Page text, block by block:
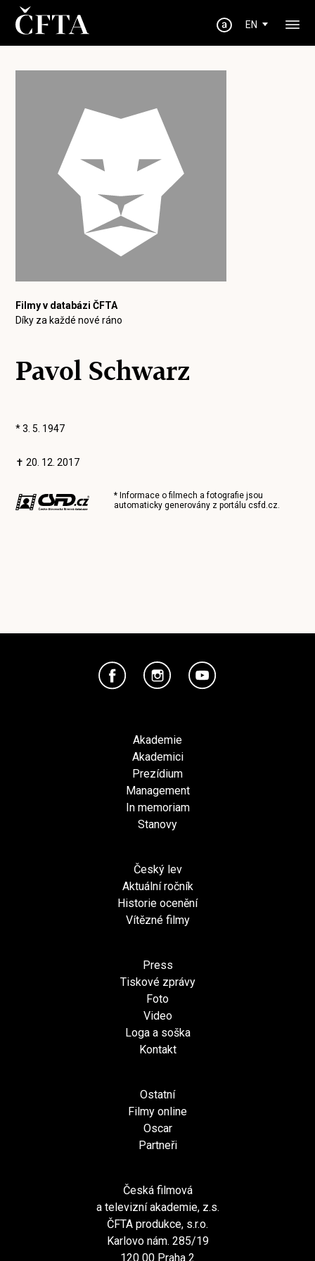
EN
Filmy v databázi ČFTA
Díky za každé nové ráno
Pavol Schwarz
* 3. 5. 1947
✝ 20. 12. 2017
* Informace o filmech a fotografie jsou
automaticky generovány z portálucsfd.cz.
Akademie
Akademici
Prezídium
Management
In memoriam
Stanovy
Český lev
Aktuální ročník
Historie ocenění
Vítězné filmy
Press
Tiskové zprávy
Foto
Video
Loga a soška
Kontakt
Ostatní
Filmy online
Oscar
Partneři
Česká filmová
a televizní akademie, z.s.
ČFTA produkce, s.r.o.
Karlovo nám. 285/19
120 00 Praha 2